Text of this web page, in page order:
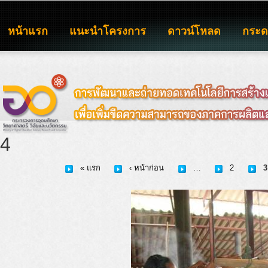
หน้าแรก แนะนำโครงการ ดาวน์โหลด กระ
4
« แรก ‹ หน้าก่อน … 2 3